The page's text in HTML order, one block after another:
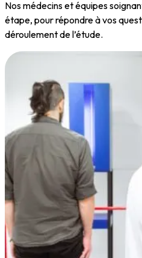
Nos médecins et équipes
étape, pour répondre à vos
déroulement de l’étude.